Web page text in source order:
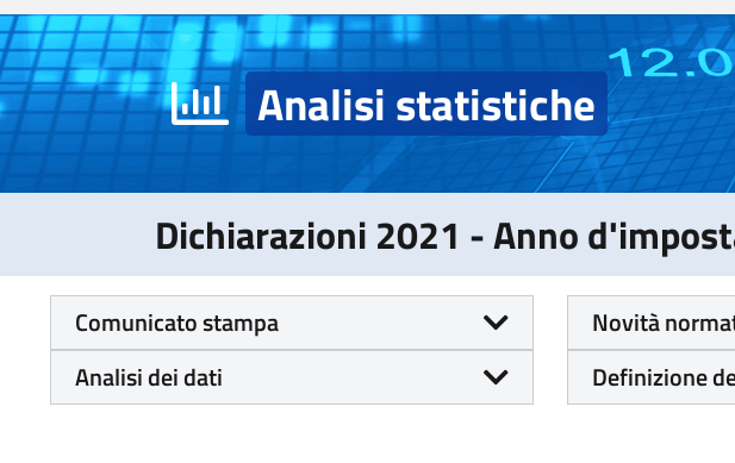
Analisi statistiche
Dichiarazioni 2021 - Anno
Comunicato stampa Novità
Analisi dei dati
Definizione